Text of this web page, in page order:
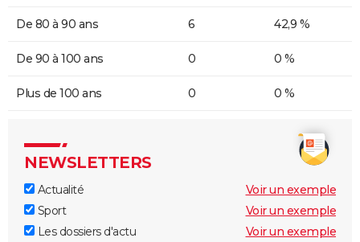
De 80 à 90 ans 6 42,9 %
De 90 à 100 ans 0 0 %
Plus de 100 ans 0 0 %
NEWSLETTERS
Actualité
Voir un exemple
Sport
Voir un exemple
Les dossiers d'actu
Voir un exemple